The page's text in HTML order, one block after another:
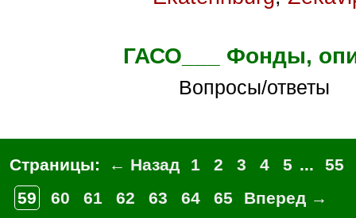
ГАСО___ Фонды,
Вопросы/ответы
Страницы: ← Назад 1 2 3 4 5 ...
55
59
60 61 62 63 64 65 Вперед →